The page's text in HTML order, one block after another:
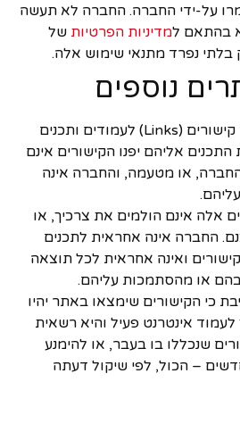
על-ידי החברה. החברה לא תעשה
בהתאם למדיניות הפרטיות של
נפרד מתנאי שימוש אלה.
נוספים
ייתכן ותמצא באתר קישורים (Links) לעמודים ותכנים
אליהם יפנו הקישורים אינם
או מטעמה, והחברה אינה
אלה אינם הולמים את צרכיך, או
החברה אינה אחראית לתכנים
ואינה אחראית לכל תוצאה
או מהסתמכות עליהם.
כי הקישורים שימצאו באתר יהיו
לעמוד אינטרנט פעיל והיא רשאית
שנכללו בו בעבר, או להימנע
– הכול, לפי שיקול דעתה